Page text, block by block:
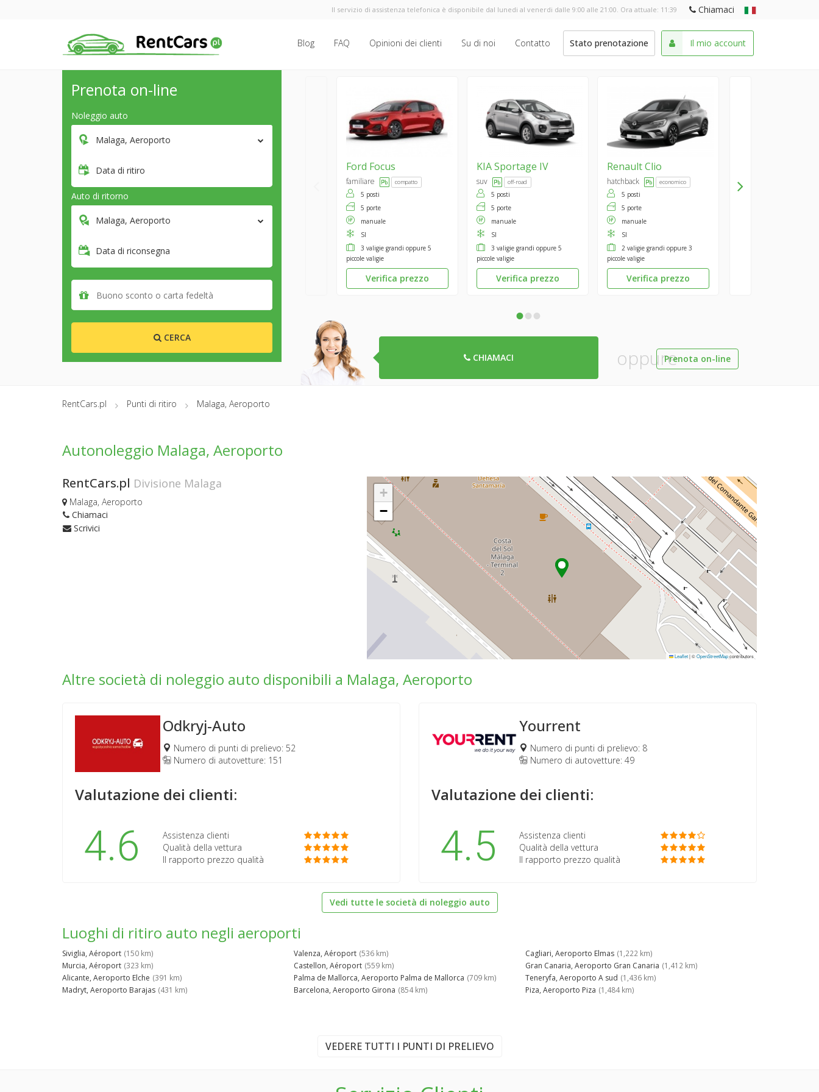
Il servizio di assistenza telefonica è disponibile dal lunedi al venerdi dalle 9:00 alle 21:00. Ora attuale: 11:39 Chiamaci
Blog FAQ Opinioni dei clienti Su di noi Contatto Stato prenotazione Il mio account
Prenota on-line
Noleggio auto
Malaga, Aeroporto
Data di ritiro
Auto di ritorno
Malaga, Aeroporto
Data di riconsegna
CERCA
Ford Focus
familiare compatto
5 posti
5 porte
manuale
SI
3 valigie grandi oppure 5
piccole valigie
Verifica prezzo
KIASportage IV
suv off-road
5 posti
5 porte
manuale
SI
3 valigie grandi oppure 5
piccole valigie
Verifica prezzo
RenaultClio
hatchback economico
5 posti
5 porte
manuale
SI
2 valigie grandi oppure 3
piccole valigie
Verifica prezzo
•••
CHIAMACI oppurePrenota on-line
RentCars.pl Punti di ritiro Malaga, Aeroporto
Autonoleggio Malaga, Aeroporto
RentCars.pl Divisione Malaga
Malaga, Aeroporto
Chiamaci
Scrivici
+
−
Leaflet|©OpenStreetMapcontributors
Altre società di noleggio auto disponibili a Malaga, Aeroporto
Odkryj-Auto
Numero di punti di prelievo: 52
Numero di autovetture: 151
Valutazione dei clienti:
4.6
Assistenza clienti
Qualità della vettura
Il rapporto prezzo qualità
Yourrent
Numero di punti di prelievo: 8
Numero di autovetture: 49
Valutazione dei clienti:
4.5
Assistenza clienti
Qualità della vettura
Il rapporto prezzo qualità
Vedi tutte le società di noleggio auto
Luoghi di ritiro auto negli aeroporti
Siviglia, Aéroport (150 km)
Murcia, Aéroport (323 km)
Alicante, Aeroporto Elche (391 km)
Madryt, Aeroporto Barajas (431 km)
Valenza, Aéroport (536 km)
Castellon, Aéroport (559 km)
Palma de Mallorca, Aeroporto Palma de Mallorca (709 km)
Barcelona, Aeroporto Girona (854 km)
Cagliari, Aeroporto Elmas (1,222 km)
Gran Canaria, Aeroporto Gran Canaria (1,412 km)
Teneryfa, Aeroporto A sud (1,436 km)
Piza, Aeroporto Piza (1,484 km)
VEDERE TUTTI I PUNTI DI PRELIEVO